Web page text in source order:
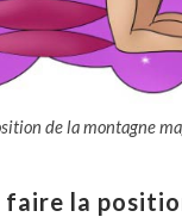
de la montagne
faire la